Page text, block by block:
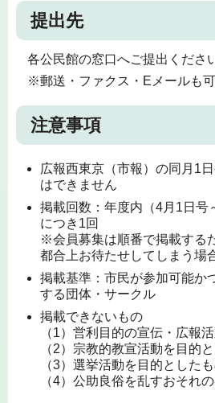
提出先
各公民館の窓口へご提出くださ
※郵送・ファクス・Eメールも
注意事項
広報西東京（市報）の同月1
はできません
掲載回数：年度内（4月1日号
につき1回
※会員募集は順番で掲載する
都合上お待たせしてしまう場
掲載基準：市民が参加可能か
する団体・サークル
掲載できないもの
（1）営利目的の宣伝・広報
（2）宗教的教宣活動を目的
（3）選挙活動を目的とした
（4）公助良俗を乱すおそれ